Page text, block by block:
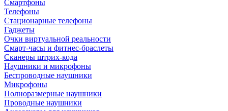
Смартфоны
Телефоны
Стационарные телефоны
Гаджеты
Очки виртуальной реальности
Смарт-часы и фитнес-браслеты
Сканеры штрих-кода
Наушники и микрофоны
Беспроводные наушники
Микрофоны
Полноразмерные наушники
Проводные наушники